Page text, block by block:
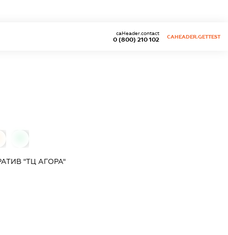
0 (800) 210 102
caHeader.contact
CAHEADER.GETTEST
"ТЦ АГОРА"